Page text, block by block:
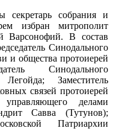
секретарь собрания и
избран митрополит
Варсонофий. В состав
Синодального
и общества протоиерей
Синодального
Заместитель
связей протоиерей
делами
Савва (Тутунов);
Патриархии